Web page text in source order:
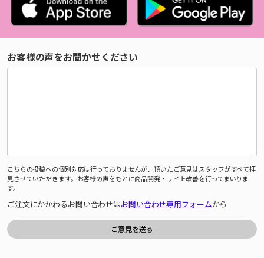
お客様の声をお聞かせください
こちらの投稿への個別対応は行っておりませんが、頂いたご意見はスタッフがすべて拝
見させていただきます。お客様の声をもとに商品開発・サイト改善を行ってまいりま
す。
ご注文にかかわるお問い合わせはお問い合わせ専用フォームから